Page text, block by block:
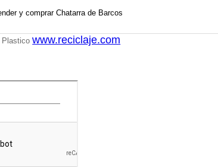
y comprar Chatarra de Barcos
Plasticowww.reciclaje.com